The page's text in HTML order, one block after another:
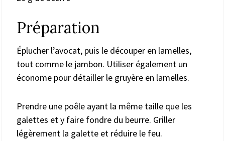
Préparation
Éplucher l’avocat, puis le découper en lamelles,
tout comme le jambon. Utiliser également un
économe pour détailler le gruyère en lamelles.
Prendre une poêle ayant la même taille que les
galettes et y faire fondre du beurre. Griller
légèrement la galette et réduire le feu.